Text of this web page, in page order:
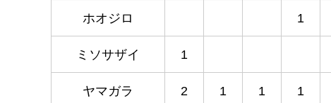
ホオジロ 1
ミソサザイ 1
ヤマガラ 2 1 1 1